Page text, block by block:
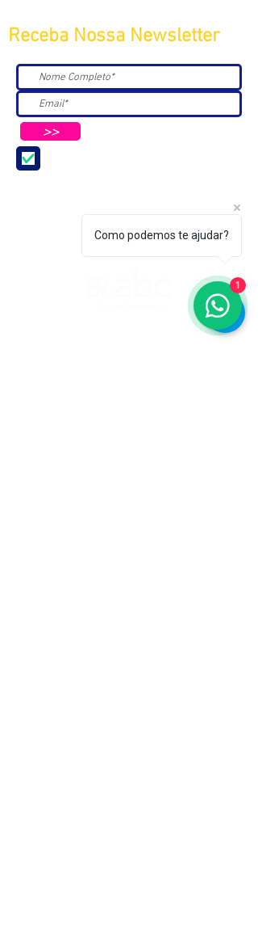
Receba Nossa Newsletter
>>
ASSOCIAÇÃO BRASILEIRA DE COSMETOLOGIA
Como podemos te ajudar?
1